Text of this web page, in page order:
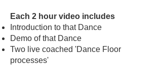
Each 2 hour video includes
Introduction to that Dance
Demo of that Dance
Two live coached 'Dance Floor
processes'